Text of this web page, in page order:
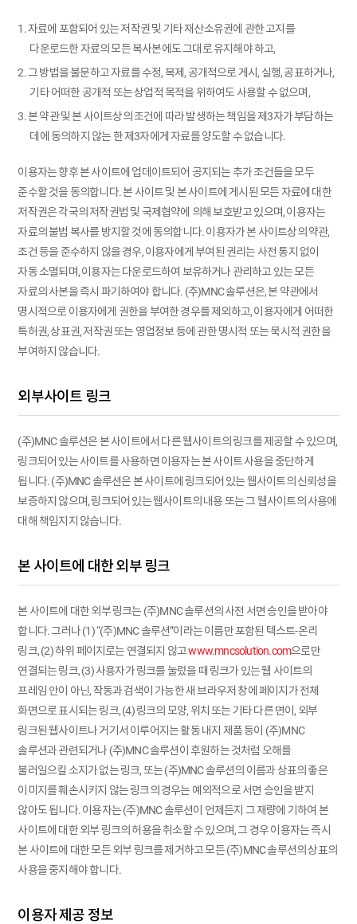
1. 자료에 포함되어 있는 저작권 및 기타 재산소유권에 관한 고지를
다운로드한 자료의 모든 복사본에도 그대로 유지해야 하고,
2. 그 방법을 불문하고 자료를 수정, 복제, 공개적으로 게시, 실행, 공표하거나,
기타 어떠한 공개적 또는 상업적 목적을 위하여도 사용할 수 없으며,
3. 본 약관 및 본 사이트상의 조건에 따라 발생하는 책임을 제3자가 부담하는
데에 동의하지 않는 한 제3자에게 자료를 양도할 수 없습니다.
이용자는 향후 본 사이트에 업데이트되어 공지되는 추가 조건들을 모두
준수할 것을 동의합니다. 본 사이트 및 본 사이트에 게시된 모든 자료에 대한
저작권은 각국의 저작권법 및 국제협약에 의해 보호받고 있으며, 이용자는
자료의 불법 복사를 방지할 것에 동의합니다. 이용자가 본 사이트상의 약관,
조건 등을 준수하지 않을 경우, 이용자에게 부여된 권리는 사전 통지 없이
자동 소멸되며, 이용자는 다운로드하여 보유하거나 관리하고 있는 모든
자료의 사본을 즉시 파기하여야 합니다. (주)MNC 솔루션은, 본 약관에서
명시적으로 이용자에게 권한을 부여한 경우를 제외하고, 이용자에게 어떠한
특허권, 상표권, 저작권 또는 영업정보 등에 관한 명시적 또는 묵시적 권한을
부여하지 않습니다.
외부사이트 링크
(주)MNC 솔루션은 본 사이트에서 다른 웹사이트의 링크를 제공할 수 있으며,
링크되어 있는 사이트를 사용하면 이용자는 본 사이트 사용을 중단하게
됩니다. (주)MNC 솔루션은 본 사이트에 링크되어 있는 웹사이트의 신뢰성을
보증하지 않으며, 링크되어 있는 웹사이트의 내용 또는 그 웹사이트의 사용에
대해 책임지지 않습니다.
본 사이트에 대한 외부 링크
본 사이트에 대한 외부 링크는 (주)MNC 솔루션의 사전 서면 승인을 받아야
합니다. 그러나 (1) “(주)MNC 솔루션”이라는 이름만 포함된 텍스트-온리
링크, (2) 하위 페이지로는 연결되지 않고www.mncsolution.com으로만
연결되는 링크, (3) 사용자가 링크를 눌렀을 때 링크가 있는 웹 사이트의
프레임 안이 아닌, 작동과 검색이 가능한 새 브라우저 창에 페이지가 전체
화면으로 표시되는 링크, (4) 링크의 모양, 위치 또는 기타 다른 면이, 외부
링크된 웹사이트나 거기서 이루어지는 활동 내지 제품 등이 (주)MNC
솔루션과 관련되거나 (주)MNC 솔루션이 후원하는 것처럼 오해를
불러일으킬 소지가 없는 링크, 또는 (주)MNC 솔루션의 이름과 상표의 좋은
이미지를 훼손시키지 않는 링크의 경우는 예외적으로 서면 승인을 받지
않아도 됩니다. 이용자는 (주)MNC 솔루션이 언제든지 그 재량에 기하여 본
사이트에 대한 외부 링크의 허용을 취소할 수 있으며, 그 경우 이용자는 즉시
본 사이트에 대한 모든 외부 링크를 제거하고 모든 (주)MNC 솔루션의 상표의
사용을 중지해야 합니다.
이용자 제공 정보